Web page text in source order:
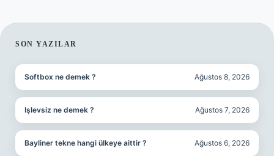
SIDEBAR
SON YAZILAR
Softbox ne demek ? Ağustos 8, 2026
Işlevsiz ne demek ? Ağustos 7, 2026
Bayliner tekne hangi ülkeye aittir ? Ağustos 6, 2026